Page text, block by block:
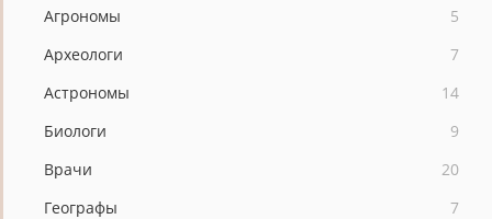
Агрономы
5
Археологи
7
Астрономы
14
Биологи
9
Врачи
20
Географы
7